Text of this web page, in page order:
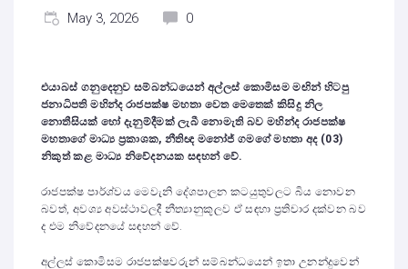
May 3, 2026 0
එයාබස් ගනුදෙනුව සම්බන්ධයෙන් අල්ලස් කොමිසම මඟින් හිටපු
ජනාධිපති මහින්ද රාජපක්ෂ මහතා වෙත මෙතෙක් කිසිදු නිල
නොතීසියක් හෝ දැනුම්දීමක් ලැබී නොමැති බවමහින්ද රාජපක්ෂ
මහතාගේ මාධ්‍ය ප්‍රකාශක,නීතිඥ මනෝජ් ගමගේ මහතා අද (03)
නිකුත් කළ මාධ්‍ය නිවේදනයක සඳහන් වේ.
රාජපක්ෂ පාර්ශ්වය මෙවැනි දේශපාලන කටයුතුවලට බිය නොවන
බවත්, අවශ්‍ය අවස්ථාවලදී නීත්‍යානුකූලව ඒ සඳහා ප්‍රතිචාර දක්වන බව
ද එම නිවේදනයේ සඳහන් වේ.
අල්ලස් කොමිසම රාජපක්ෂවරුන් සම්බන්ධයෙන් ඉතා උනන්දුවෙන්